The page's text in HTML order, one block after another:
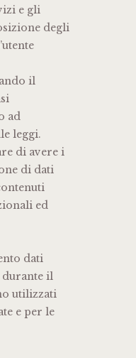
e gli
degli
il
ad
leggi.
di avere i
di dati
ed
dati
durante il
utilizzati
e per le